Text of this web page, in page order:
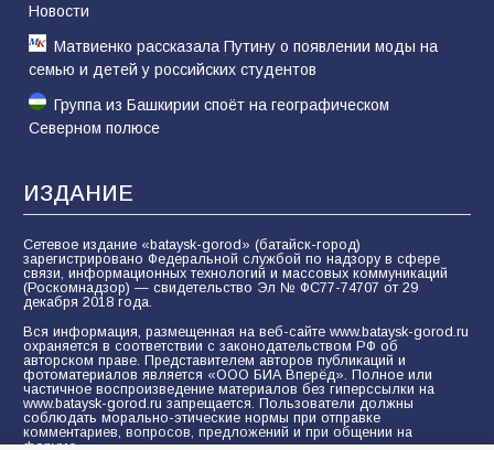
Новости
Матвиенко рассказала Путину о появлении моды на
семью и детей у российских студентов
Группа из Башкирии споёт на географическом
Северном полюсе
ИЗДАНИЕ
Сетевое издание «bataysk-gorod» (батайск-город)
зарегистрировано Федеральной службой по надзору в сфере
связи, информационных технологий и массовых коммуникаций
(Роскомнадзор) — свидетельство Эл № ФС77-74707 от 29
декабря 2018 года.
Вся информация, размещенная на веб-сайте www.bataysk-gorod.ru
охраняется в соответствии с законодательством РФ об
авторском праве. Представителем авторов публикаций и
фотоматериалов является «ООО БИА Вперёд». Полное или
частичное воспроизведение материалов без гиперссылки на
www.bataysk-gorod.ru запрещается. Пользователи должны
соблюдать морально-этические нормы при отправке
комментариев, вопросов, предложений и при общении на
форуме.